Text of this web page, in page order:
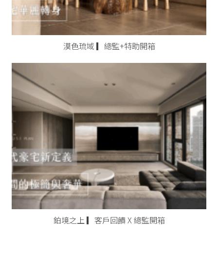
漠色琉域 ▎總監+特助開箱
鉑境之上 ▎客戶回饋 X 總監開箱